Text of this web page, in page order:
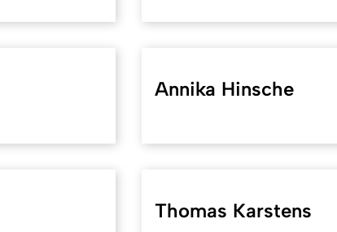
Annika Hinsche
Thomas Karstens